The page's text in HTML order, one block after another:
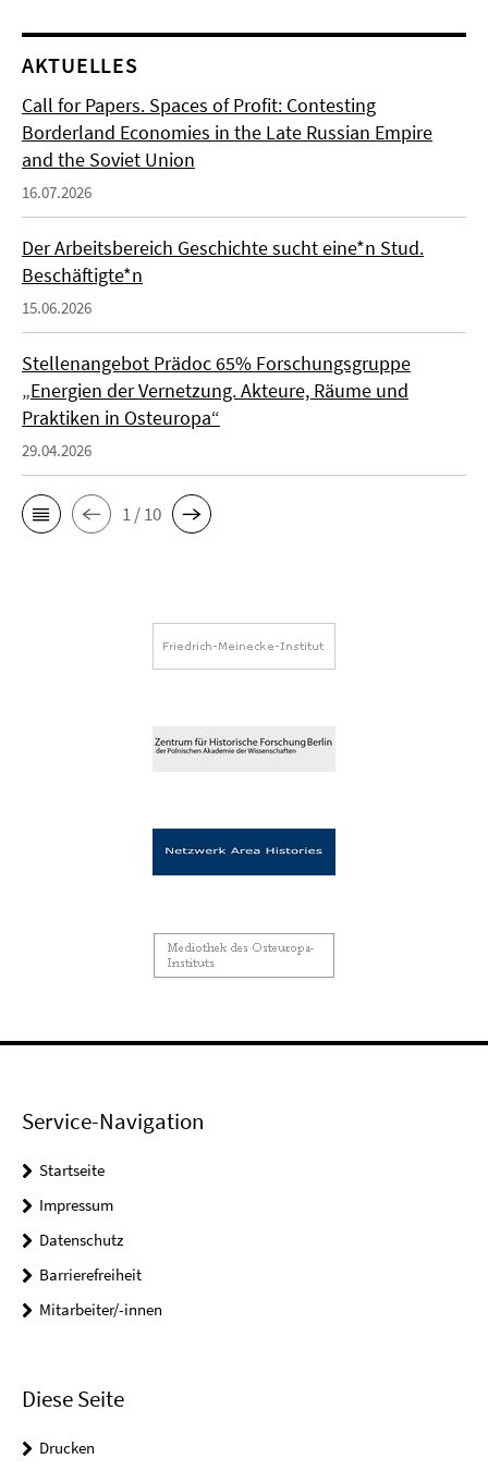
AKTUELLES
Call for Papers. Spaces of Profit: Contesting
Borderland Economies in the Late Russian Empire
and the Soviet Union
16.07.2026
Der Arbeitsbereich Geschichte sucht eine*n Stud.
Beschäftigte*n
15.06.2026
Stellenangebot Prädoc 65% Forschungsgruppe
„Energien der Vernetzung. Akteure, Räume und
Praktiken in Osteuropa“
29.04.2026
1 / 10
Service-Navigation
Startseite
Impressum
Datenschutz
Barrierefreiheit
Mitarbeiter/-innen
Diese Seite
Drucken